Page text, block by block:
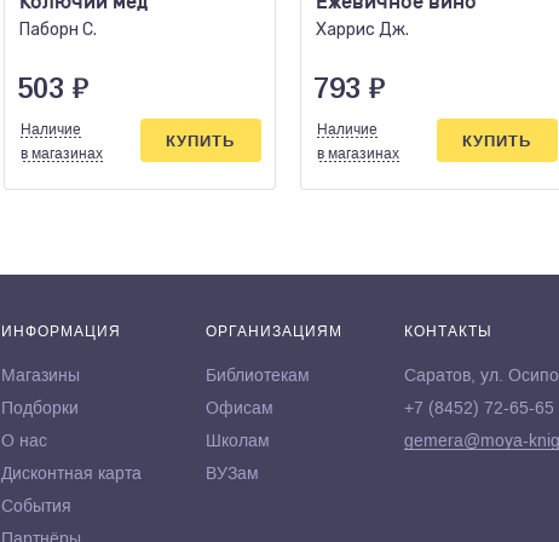
Паборн С.
503 ₽
Наличие
в магазинах
КУПИТЬ
Харрис Дж.
793 ₽
Наличие
в магазинах
КУПИТЬ
ИНФОРМАЦИЯ
Магазины
Подборки
О нас
Дисконтная карта
События
ОРГАНИЗАЦИЯМ
Библиотекам
Офисам
Школам
ВУЗам
КОНТАКТЫ
Саратов, ул.
+7 (8452) 72-65-65
gemera@moya-